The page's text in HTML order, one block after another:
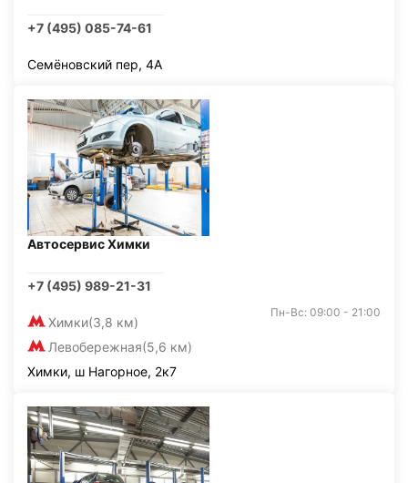
+7 (495) 085-74-61
Семёновский пер, 4А
Автосервис Химки
+7 (495) 989-21-31
Химки(3,8 км)
Левобережная(5,6 км)
Пн-Вс: 09:00 - 21:00
Химки, ш Нагорное, 2к7